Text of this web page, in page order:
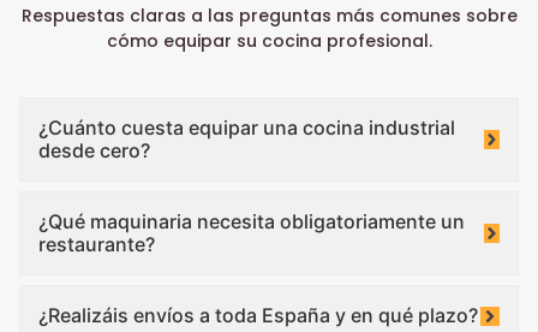
Respuestas claras a las preguntas más comunes sobre
cómo equipar su cocina profesional.
¿Cuánto cuesta equipar una cocina industrial
desde cero?
¿Qué maquinaria necesita obligatoriamente un
restaurante?
¿Realizáis envíos a toda España y en qué plazo?